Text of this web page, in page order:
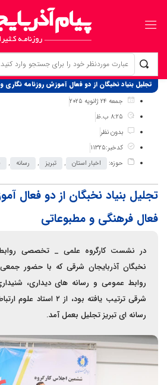
برگ نخست
نوشته‌ها
تجلیل بنیاد نخبگان از دو فعال آموزش روزنامه
جمعه 24 ژانویه 2025
8:25 ب.ظ
بدون نظر
کدخبر:11325
حوزه:
اخبار استان , تبریز , رسانه ,
تجلیل بنیاد نخبگان از دو فعال
فعال فرهنگی و مطبوعاتی
در نشست کارگروه علمی _ تخصصی روابط
نخبگان آذربایجان شرقی که با حضور جمعی
روابط عمومی و رسانه های دیداری،
شرقی ترتیب یافته بود، از
رسانه ای تبریز تجلیل بعمل آمد.